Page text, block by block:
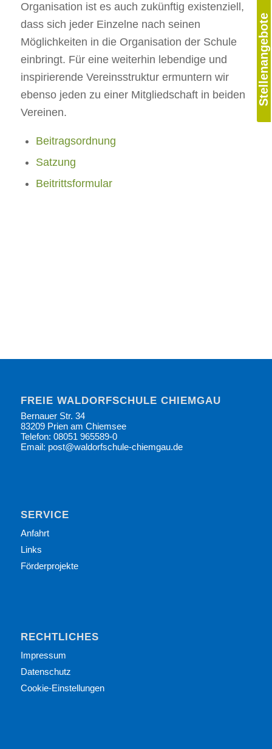
Stellenangebote
Organisation ist es auch zukünftig existenziell,
dass sich jeder Einzelne nach seinen
Möglichkeiten in die Organisation der Schule
einbringt. Für eine weiterhin lebendige und
inspirierende Vereinsstruktur ermuntern wir
ebenso jeden zu einer Mitgliedschaft in beiden
Vereinen.
Beitragsordnung
Satzung
Beitrittsformular
FREIE WALDORFSCHULE CHIEMGAU
Bernauer Str. 34
83209 Prien am Chiemsee
Telefon: 08051 965589-0
Email: post@waldorfschule-chiemgau.de
SERVICE
Anfahrt
Links
Förderprojekte
RECHTLICHES
Impressum
Datenschutz
Cookie-Einstellungen